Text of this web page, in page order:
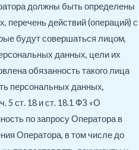
должны быть определены
перечень действий (операций) с
будут совершаться лицом,
данных, цели их
обязанность такого лица
персональных данных,
5 ст. 18 и ст. 18.1 ФЗ «О
по запросу Оператора в
Оператора, в том числе до